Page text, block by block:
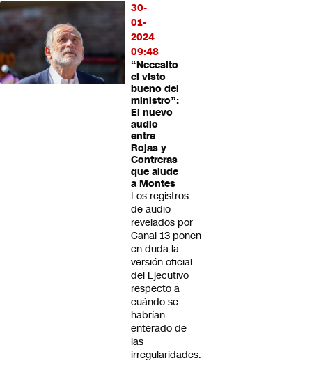
30-
01-
2024
09:48
“Necesito
el visto
bueno del
ministro”:
El nuevo
audio
entre
Rojas y
Contreras
que alude
a Montes
Los registros
de audio
revelados por
Canal 13 ponen
en duda la
versión oficial
del Ejecutivo
respecto a
cuándo se
habrían
enterado de
las
irregularidades.